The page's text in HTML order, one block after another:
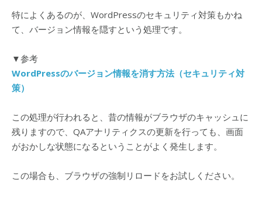
特によくあるのが、WordPressのセキュリティ対策もかね
て、バージョン情報を隠すという処理です。
▼参考
WordPressのバージョン情報を消す方法（セキュリティ対
策）
この処理が行われると、昔の情報がブラウザのキャッシュに
残りますので、QAアナリティクスの更新を行っても、画面
がおかしな状態になるということがよく発生します。
この場合も、ブラウザの強制リロードをお試しください。